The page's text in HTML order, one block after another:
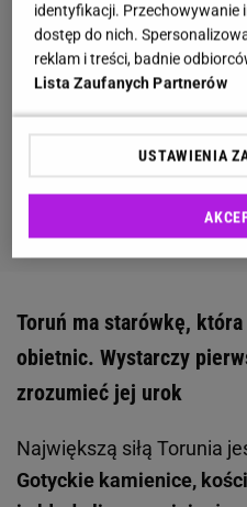
Toruń ma starówkę,
obietnic. Wystarczy
zrozumieć jej urok
Największą siłą Torunia
Gotyckie kamienice,
identyfikacji. Przechowywanie
dostęp do nich.
reklam i treści, badnie
Lista Zaufanych Partnerów
USTAWIENIA